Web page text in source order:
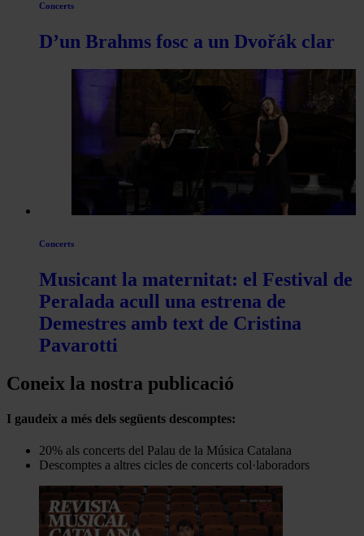
Concerts
D’un Brahms fosc a un Dvořák clar
Concerts
Musicant la maternitat: el Festival de
Peralada acull una estrena de
Demestres amb text de Cristina
Pavarotti
Coneix la nostra publicació
I gaudeix a més dels següents descomptes:
20% als concerts del Palau de la Música Catalana
Descomptes a altres cicles de concerts col·laboradors